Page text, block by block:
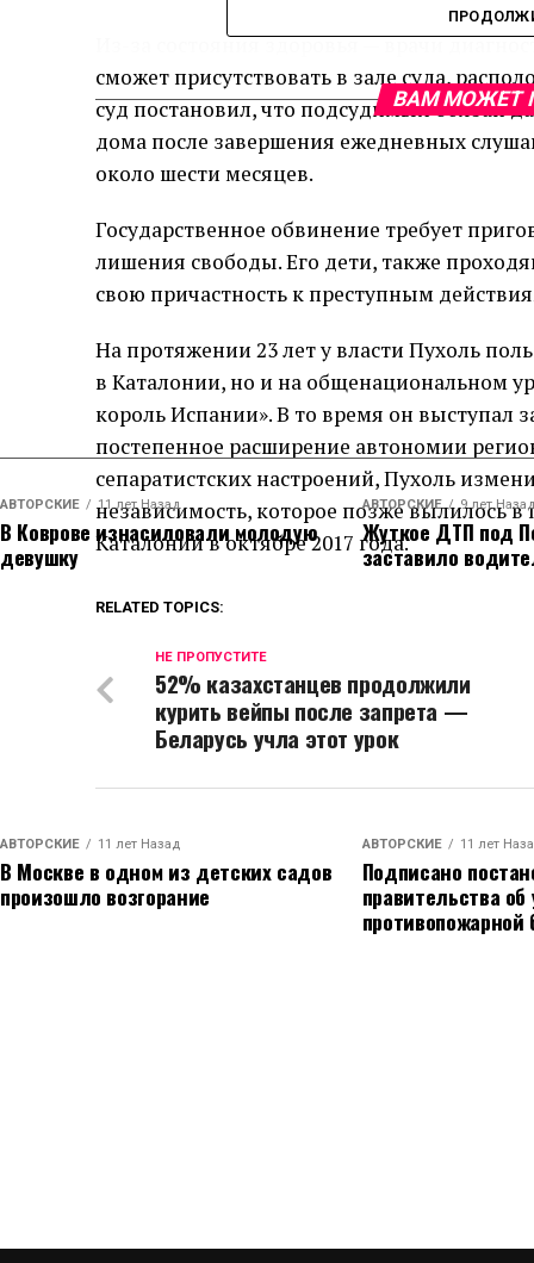
Из-за состояния здоровья — врачи
сможет присутствовать в зале суда,
суд постановил, что подсудимый обязан
дома после завершения ежедневных
около шести месяцев.
Государственное обвинение требует
лишения свободы. Его дети, также
свою причастность к преступным
На протяжении 23 лет у власти Пухоль
в Каталонии, но и на общенациональном
король Испании». В то время он выступал
постепенное расширение автономии
сепаратистских настроений, Пухоль
независимость, которое позже вылилось
Каталонии в октябре 2017 года.
RELATED TOPICS:
НЕ ПРОПУСТИТЕ
52% казахстанцев продолжили
курить вейпы после запрета —
Беларусь учла этот урок
ВАМ МОЖЕТ
АВТОРСКИЕ 11 лет Назад
В Коврове изнасиловали молодую
девушку
АВТОРСКИЕ 9 лет Назад
Жуткое ДТП под
заставило
АВТОРСКИЕ 11 лет Назад
В Москве в одном из детских садов
произошло возгорание
АВТОРСКИЕ 11 лет
Подписано
правительства
противопожарной